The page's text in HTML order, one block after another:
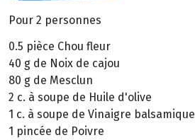
Pour 2 personnes
0.5 pièce Chou fleur
40 g de Noix de cajou
80 g de Mesclun
2 c. à soupe de Huile d'olive
1 c. à soupe de Vinaigre balsamique
1 pincée de Poivre